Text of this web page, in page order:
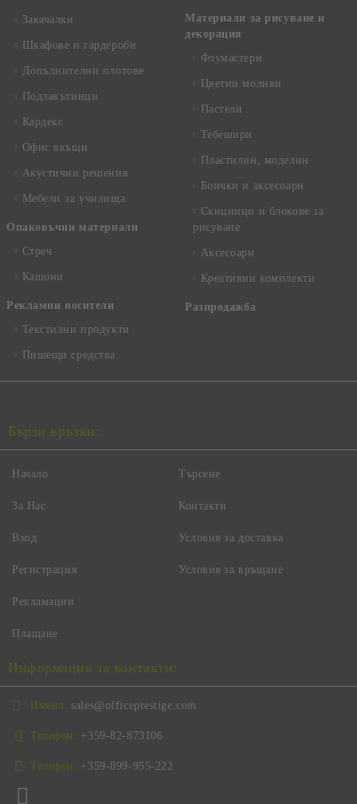
Закачалки
Шкафове и гардероби
Допълнителни плотове
Подлакътници
Кардекс
Офис вкъщи
Акустични решения
Мебели за училища
Опаковъчни материали
Стреч
Кашони
Рекламни носители
Текстилни продукти
Пишещи средства
Материали за рисуване и
декорация
Флумастери
Цветни моливи
Пастели
Тебешири
Пластилин, моделин
Боички и аксесоари
Скицници и блокове за
рисуване
Аксесоари
Креативни комплекти
Разпродажба
Бързи връзки:
Начало
За Нас
Вход
Регистрация
Търсене
Контакти
Условия за доставка
Условия за връщане
Рекламации
Плащане
Информация за контакти:
Имейл: sales@officeprestige.com
Телефон: +359-82-873106
Телефон: +359-899-955-222